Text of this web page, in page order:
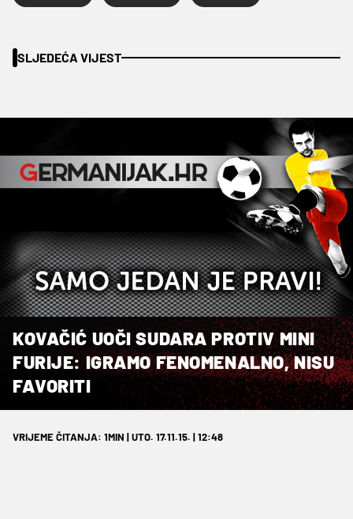
SLJEDEĆA VIJEST
KOVAČIĆ UOČI SUDARA PROTIV MINI
FURIJE: IGRAMO FENOMENALNO, NISU
FAVORITI
VRIJEME ČITANJA: 1MIN | UTO. 17.11.15. | 12:48